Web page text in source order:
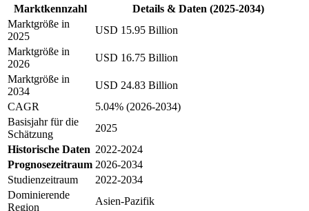
Marktkennzahl
Details & Daten (2025-2034)
Marktgröße in
2025
USD 15.95 Billion
Marktgröße in
2026
USD 16.75 Billion
Marktgröße in
2034
USD 24.83 Billion
CAGR
5.04% (2026-2034)
Basisjahr für die
Schätzung
2025
Historische Daten 2022-2024
Prognosezeitraum 2026-2034
Studienzeitraum
2022-2034
Dominierende
Region
Asien-Pazifik